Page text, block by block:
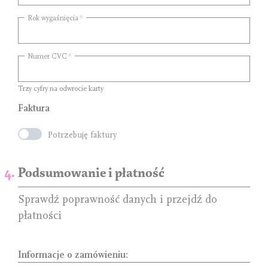
Rok wygaśnięcia
Numer CVC
Trzy cyfry na odwrocie karty
Faktura
Potrzebuję faktury
Podsumowanie i płatność
Sprawdź poprawność danych i przejdź do
płatności
Informacje o zamówieniu: